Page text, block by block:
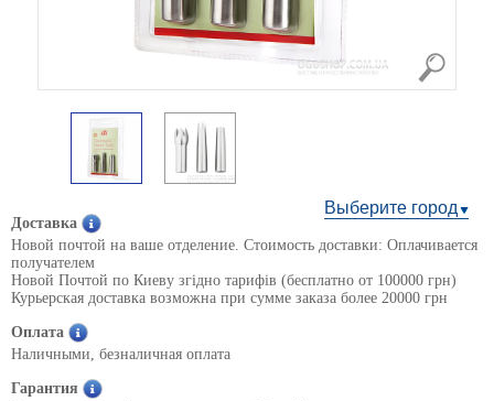
Выберите город
Доставка
Новой почтой на ваше отделение. Стоимость доставки: Оплачивается
получателем
Новой Почтой по Киеву згідно тарифів (бесплатно от 100000 грн)
Курьерская доставка возможна при сумме заказа более 20000 грн
Оплата
Наличными, безналичная оплата
Гарантия